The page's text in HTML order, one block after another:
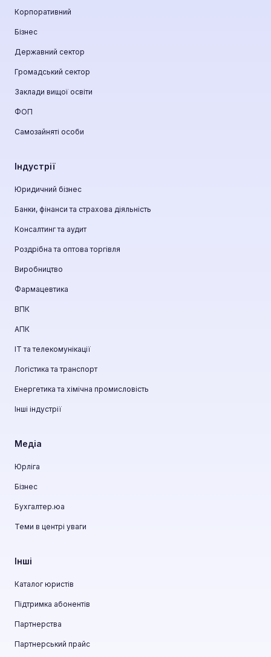
Корпоративний
Бізнес
Державний сектор
Громадський сектор
Заклади вищої освіти
ФОП
Самозайняті особи
Індустрії
Юридичний бізнес
Банки, фінанси та страхова діяльність
Консалтинг та аудит
Роздрібна та оптова торгівля
Виробництво
Фармацевтика
ВПК
АПК
ІТ та телекомунікації
Логістика та транспорт
Енергетика та хімічна промисловість
Інші індустрії
Медіа
Юрліга
Бізнес
Бухгалтер.юа
Теми в центрі уваги
Інші
Каталог юристів
Підтримка абонентів
Партнерства
Партнерський прайс